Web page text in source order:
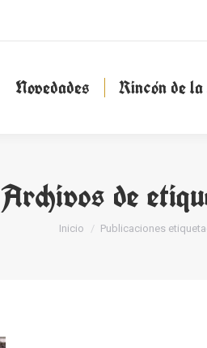
Novedades Rincón de
Archivos de
Estás aquí:
Inicio Publicaciones
Novedades Rincón de